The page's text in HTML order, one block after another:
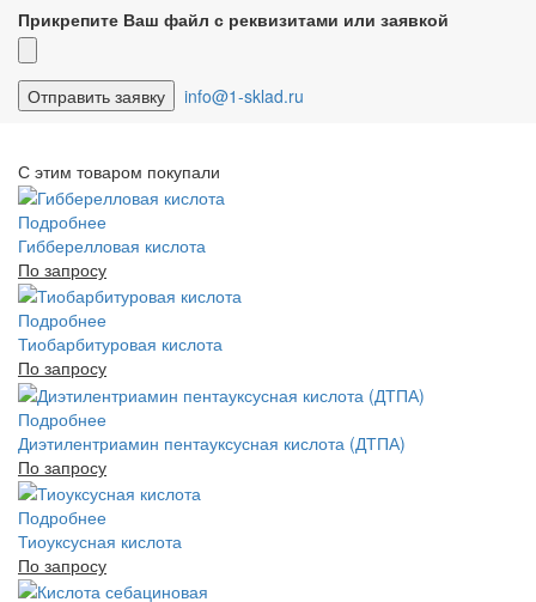
Прикрепите Ваш файл с реквизитами или заявкой
info@1-sklad.ru
С этим товаром покупали
Подробнее
Гибберелловая кислота
По запросу
Подробнее
Тиобарбитуровая кислота
По запросу
Подробнее
Диэтилентриамин пентауксусная кислота (ДТПА)
По запросу
Подробнее
Тиоуксусная кислота
По запросу